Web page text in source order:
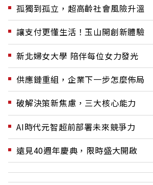
孤獨到孤立，超高齡社會風險升溫
讓支付更懂生活！玉山開創新體驗
新北婦女大學 陪伴每位女力發光
供應鏈重組，企業下一步怎麼佈局
破解決策新焦慮，三大核心能力
AI時代元智超前部署未來競爭力
遠見40週年慶典，限時盛大開啟